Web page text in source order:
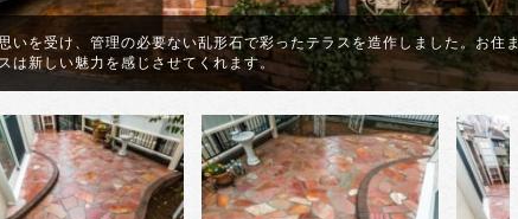
いを受け、管理の必要ない乱形石で彩ったテラスを造作しました。お住ま
は新しい魅力を感じさせてくれます。